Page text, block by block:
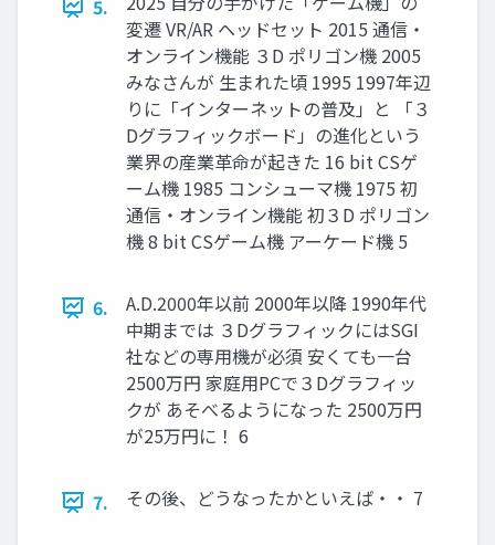
5.
変遷 VR/AR ヘッドセット 2015 通信・
オンライン機能 ３D ポリゴン機 2005
みなさんが 生まれた頃 1995 1997年辺
りに「インターネットの普及」と 「３
Dグラフィックボード」の進化という
業界の産業革命が起きた 16 bit CSゲ
ーム機 1985 コンシューマ機 1975 初
通信・オンライン機能 初３D ポリゴン
機 8 bit CSゲーム機 アーケード機 5
6.
A.D.2000年以前 2000年以降 1990年代
中期までは ３DグラフィックにはSGI
社などの専用機が必須 安くても一台
2500万円 家庭用PCで３Dグラフィッ
クが あそべるようになった 2500万円
が25万円に！ 6
7. その後、どうなったかといえば・・ 7